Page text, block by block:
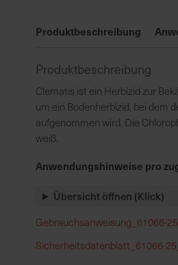
der
springen
Produktbeschreibung
Produktbeschreibung
Clematis ist ein Herbizid zur
um ein Bodenherbizid, bei dem
aufgenommen wird. Die
weiß.
Anwendungshinweise pro
Übersicht öffnen (Klick)
Gebrauchsanweisung_61066-
Sicherheitsdatenblatt_61066-